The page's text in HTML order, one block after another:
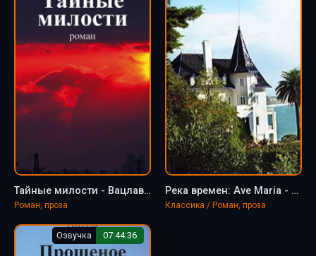
Тайные милости - Вацлав Михальский
Роман, проза
Река времен: Ave Maria - Вацлав Михальский
Классика / Роман, проза
Озвучка 07:44:36